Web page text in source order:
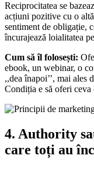
Reciprocitatea se
acțiuni pozitive cu o
sentiment de obligație,
încurajează loialitatea
Cum să îl folosești:
ebook, un webinar, o
,,dea înapoi’’, mai ales
Condiția e să oferi ceva
4. Authority
care toți au